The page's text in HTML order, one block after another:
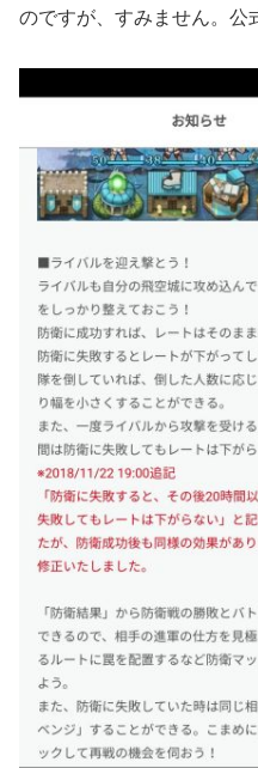
のですが、すみません。公